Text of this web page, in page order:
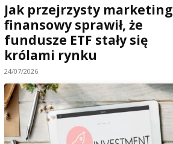
Jak przejrzysty marketing
finansowy sprawił, że
fundusze ETF stały się
królami rynku
24/07/2026